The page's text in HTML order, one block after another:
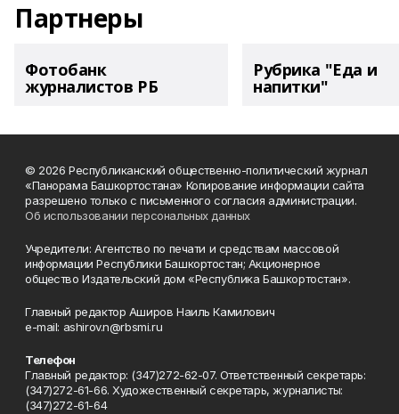
Партнеры
Фотобанк
журналистов РБ
Рубрика "Еда и
напитки"
© 2026 Республиканский общественно-политический журнал
«Панорама Башкортостана» Копирование информации сайта
разрешено только с письменного согласия администрации.
Об использовании персональных данных
Учредители: Агентство по печати и средствам массовой
информации Республики Башкортостан; Акционерное
общество Издательский дом «Республика Башкортостан».
Главный редактор Аширов Наиль Камилович
e-mail: ashirov.n@rbsmi.ru
Телефон
Главный редактор: (347)272-62-07. Ответственный секретарь:
(347)272-61-66. Художественный секретарь, журналисты:
(347)272-61-64